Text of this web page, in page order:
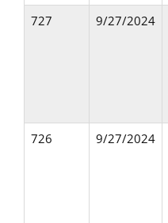
727
9/27/2024
726
9/27/2024